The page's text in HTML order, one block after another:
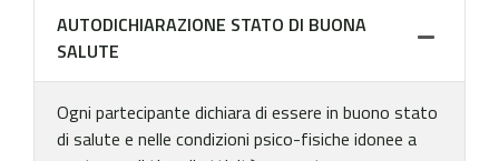
AUTODICHIARAZIONE STATO DI BUONA
SALUTE
Ogni partecipante dichiara di essere in buono stato
di salute e nelle condizioni psico-fisiche idonee a